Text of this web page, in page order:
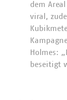
dem
viral,
Holmes:
beseitigt